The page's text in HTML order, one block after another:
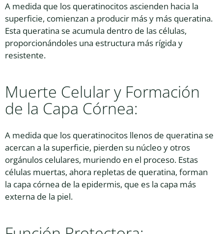
A medida que los queratinocitos ascienden hacia la
superficie, comienzan a producir más y más queratina.
Esta queratina se acumula dentro de las células,
proporcionándoles una estructura más rígida y
resistente.
Muerte Celular y Formación
de la Capa Córnea:
A medida que los queratinocitos llenos de queratina se
acercan a la superficie, pierden su núcleo y otros
orgánulos celulares, muriendo en el proceso. Estas
células muertas, ahora repletas de queratina, forman
la capa córnea de la epidermis, que es la capa más
externa de la piel.